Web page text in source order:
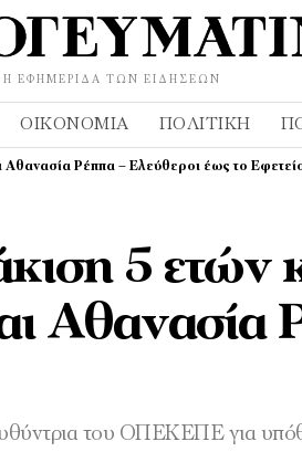
Η ΕΦΗΜΕΡΊΔΑ ΤΩΝ ΕΙΔΉΣΕΩΝ
ΟΙΚΟΝΟΜΊΑ ΠΟΛΙΤΙΚΉ
Ρέππα – Ελεύθεροι έως το
5 ετών
Αθανασία
του ΟΠΕΚΕΠΕ για